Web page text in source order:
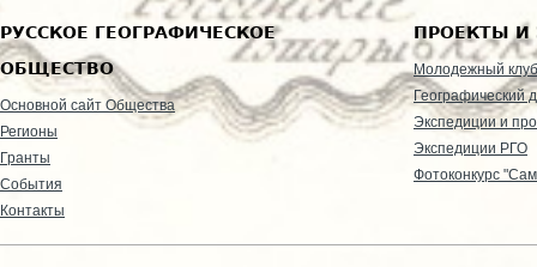
РУССКОЕ ГЕОГРАФИЧЕСКОЕ
ОБЩЕСТВО
Основной сайт Общества
Регионы
Гранты
События
Контакты
ПРОЕКТЫ И
Молодежный клуб
Географический
Экспедиции и
Экспедиции РГО
Фотоконкурс